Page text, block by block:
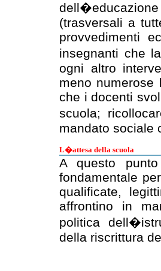
(trasversali a
provvedimenti
insegnanti che
ogni altro
meno
che i docenti
scuola;
mandato sociale
L�attesa della scuola
A questo
fondamentale
qualificate,
affrontino in
politica
della riscrittura